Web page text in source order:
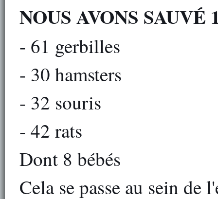
NOUS AVONS
- 61 gerbilles
- 30 hamsters
- 32 souris
- 42 rats
Dont 8 bébés
Cela se passe au sein de